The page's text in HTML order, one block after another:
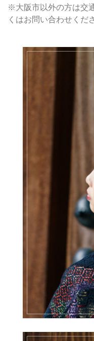
※大阪市以外の方は交
くはお問い合わせくだ